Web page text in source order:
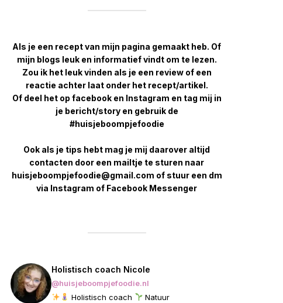
Als je een recept van mijn pagina gemaakt heb. Of
mijn blogs leuk en informatief vindt om te lezen.
Zou ik het leuk vinden als je een review of een
reactie achter laat onder het recept/artikel.
Of deel het op facebook en Instagram en tag mij in
je bericht/story en gebruik de
#huisjeboompjefoodie
Ook als je tips hebt mag je mij daarover altijd
contacten door een mailtje te sturen naar
huisjeboompjefoodie@gmail.com of stuur een dm
via Instagram of Facebook Messenger
Holistisch coach Nicole
@huisjeboompjefoodie.nl
Holistisch coach
Natuur